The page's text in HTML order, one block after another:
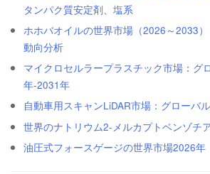
タンパク質安定剤、塩系
ホホバオイルの世界市場（2026～2033）
動向分析
マイクロセルラープラスチック市場：グ
年-2031年
自動車用スキャンLiDAR市場：グローバ
世界のナトリウム2-メルカプトベンゾチ
油圧式フォースゲージの世界市場2026年